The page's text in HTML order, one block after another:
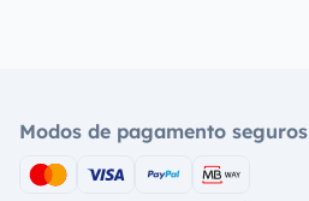
Modos de pagamento seguros